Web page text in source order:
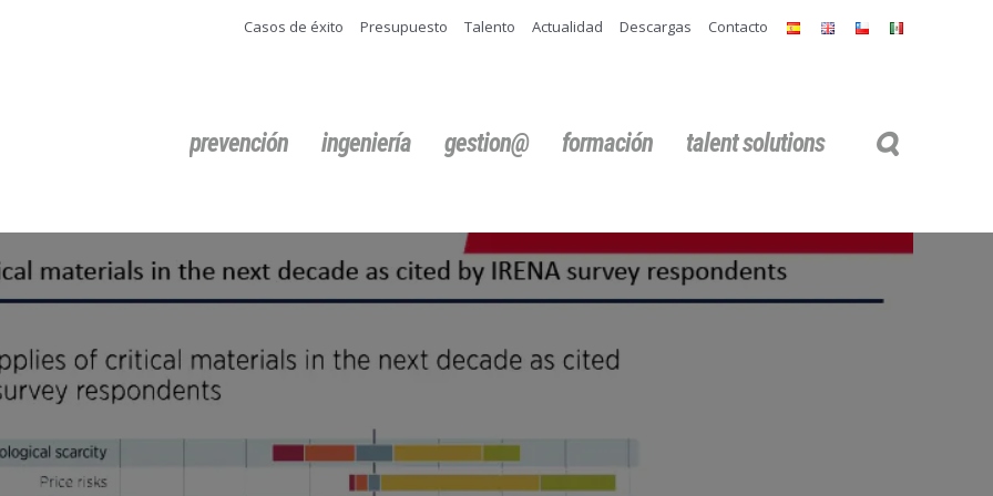
Casos de éxito Presupuesto Talento Actualidad Descargas Contacto
prevención ingeniería gestion@ formación talent solutions